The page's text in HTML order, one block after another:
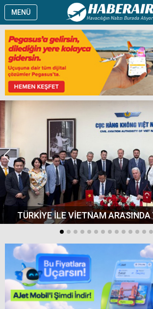
MENÜ
TÜRKİYE İLE VİETNAM ARASINDA